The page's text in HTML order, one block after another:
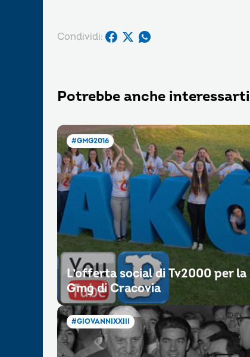
Condividi:
Potrebbe anche interessarti
#GMG2016
L’offerta social di Tv2000 per la
Gmg di Cracovia
#GIOVANNIXXIII